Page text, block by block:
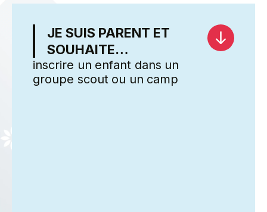
Qui sommes-nous
Trouver un groupe
Nos actualités
JE SUIS PARENT ET
SOUHAITE…
inscrire un enfant dans un
groupe scout ou un camp